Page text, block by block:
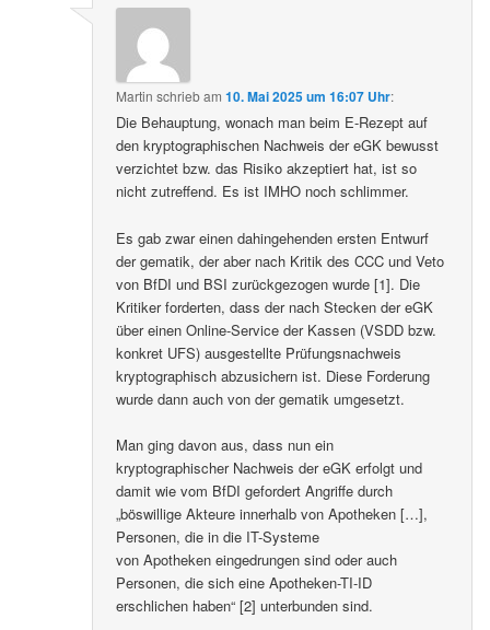
Martin schriebam10. Mai 2025 um 16:07 Uhr:
Die Behauptung, wonach man beim E-Rezept auf
den kryptographischen Nachweis der eGK bewusst
verzichtet bzw. das Risiko akzeptiert hat, ist so
nicht zutreffend. Es ist IMHO noch schlimmer.
Es gab zwar einen dahingehenden ersten Entwurf
der gematik, der aber nach Kritik des CCC und Veto
von BfDI und BSI zurückgezogen wurde [1]. Die
Kritiker forderten, dass der nach Stecken der eGK
über einen Online-Service der Kassen (VSDD bzw.
konkret UFS) ausgestellte Prüfungsnachweis
kryptographisch abzusichern ist. Diese Forderung
wurde dann auch von der gematik umgesetzt.
Man ging davon aus, dass nun ein
kryptographischer Nachweis der eGK erfolgt und
damit wie vom BfDI gefordert Angriffe durch
„böswillige Akteure innerhalb von Apotheken […],
Personen, die in die IT-Systeme
von Apotheken eingedrungen sind oder auch
Personen, die sich eine Apotheken-TI-ID
erschlichen haben“ [2] unterbunden sind.